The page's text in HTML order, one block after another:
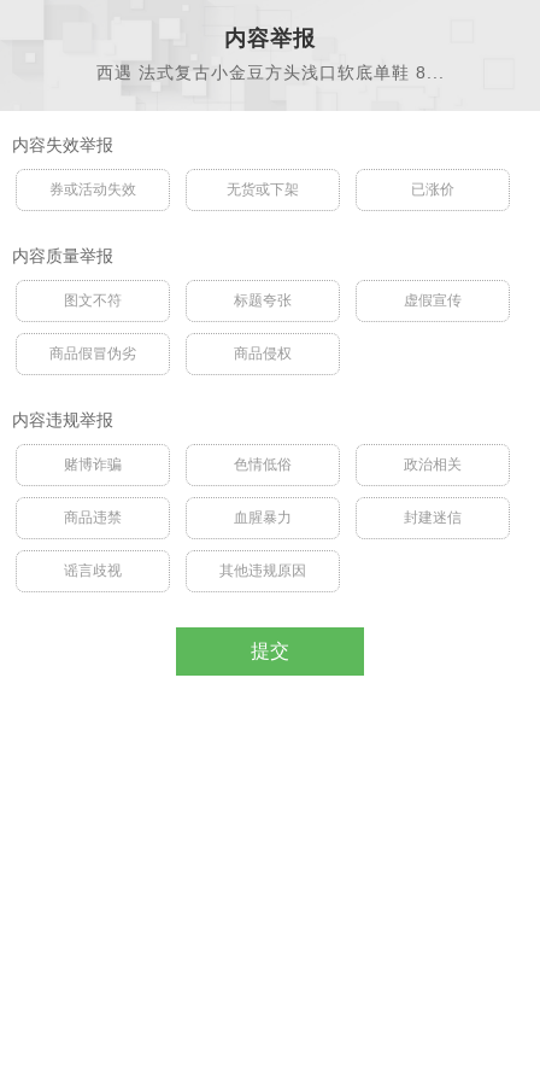
内容举报
西遇 法式复古小金豆方头浅口软底单鞋 8...
内容失效举报
券或活动失效 无货或下架 已涨价
内容质量举报
图文不符 标题夸张 虚假宣传
商品假冒伪劣 商品侵权
内容违规举报
赌博诈骗 色情低俗 政治相关
商品违禁 血腥暴力 封建迷信
谣言歧视 其他违规原因
提交